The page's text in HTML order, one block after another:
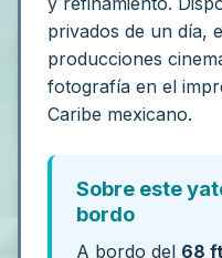
privados de un día,
producciones
fotografía en el
Caribe mexicano.
Sobre este
bordo
A bordo del 68